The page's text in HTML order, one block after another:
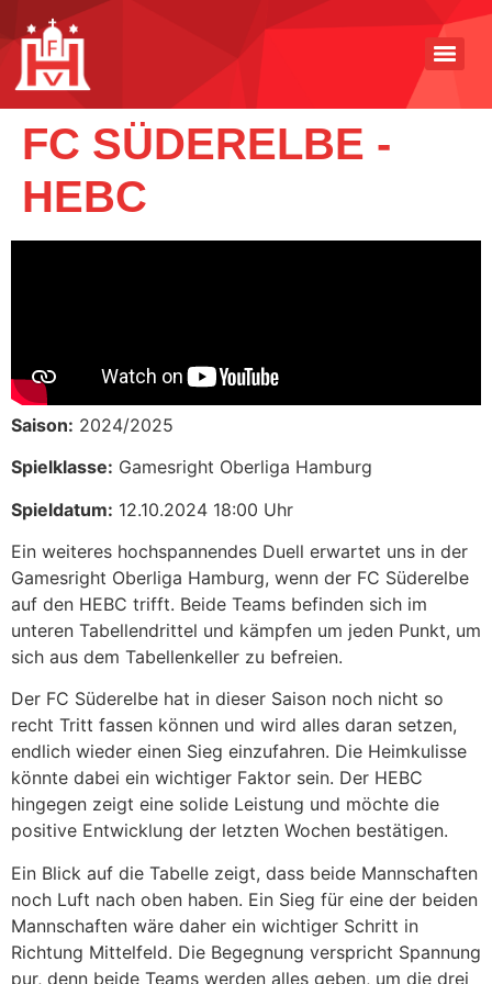
FC SÜDERELBE -
HEBC
Saison: 2024/2025
Spielklasse: Gamesright Oberliga Hamburg
Spieldatum: 12.10.2024 18:00 Uhr
Ein weiteres hochspannendes Duell erwartet uns in der
Gamesright Oberliga Hamburg, wenn der FC Süderelbe
auf den HEBC trifft. Beide Teams befinden sich im
unteren Tabellendrittel und kämpfen um jeden Punkt, um
sich aus dem Tabellenkeller zu befreien.
Der FC Süderelbe hat in dieser Saison noch nicht so
recht Tritt fassen können und wird alles daran setzen,
endlich wieder einen Sieg einzufahren. Die Heimkulisse
könnte dabei ein wichtiger Faktor sein. Der HEBC
hingegen zeigt eine solide Leistung und möchte die
positive Entwicklung der letzten Wochen bestätigen.
Ein Blick auf die Tabelle zeigt, dass beide Mannschaften
noch Luft nach oben haben. Ein Sieg für eine der beiden
Mannschaften wäre daher ein wichtiger Schritt in
Richtung Mittelfeld. Die Begegnung verspricht Spannung
pur, denn beide Teams werden alles geben, um die drei